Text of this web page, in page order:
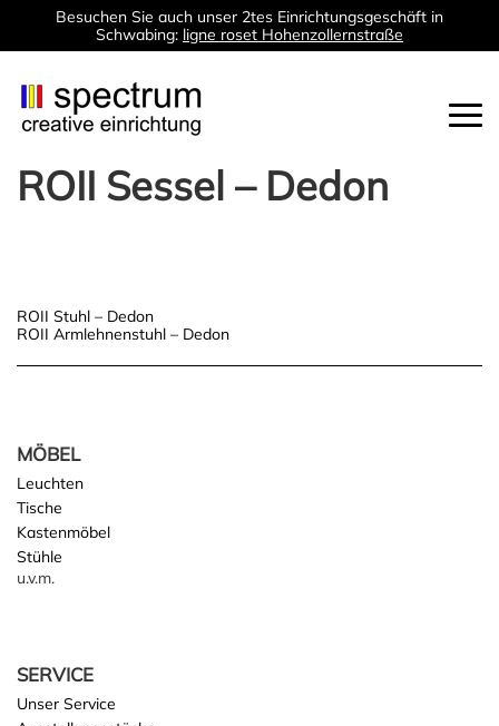
Besuchen Sie auch unser 2tes Einrichtungsgeschäft in
Schwabing: ligne roset Hohenzollernstraße
ROII Sessel – Dedon
Post
navigation
ROII Stuhl – Dedon
ROII Armlehnenstuhl – Dedon
MÖBEL
Leuchten
Tische
Kastenmöbel
Stühle
u.v.m.
SERVICE
Unser Service